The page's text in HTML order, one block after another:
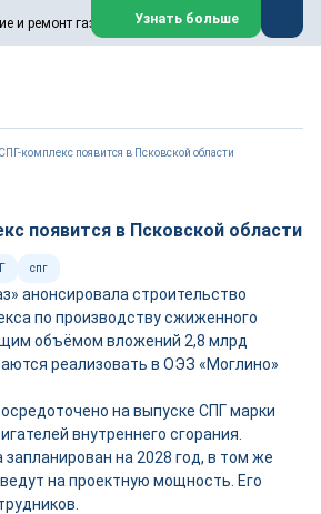
и ремонт газовых паровых турбин
сервисом газовых и паровых
ремонтом, восстановлением,
оборудования ТЭС,
нефтехимических,
предприятиях.
ИНН 7802588950
Узнать больше
комплекс появится в Псковской области
появится в Псковской области
спг
анонсировала строительство
по производству сжиженного
объёмом вложений 2,8 млрд
реализовать в ОЭЗ «Моглино»
на выпуске СПГ марки
внутреннего сгорания.
запланирован на 2028 год, в том же
на проектную мощность. Его